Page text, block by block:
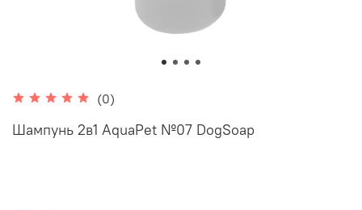
(0)
Шампунь 2в1 AquaPet №07 DogSoap